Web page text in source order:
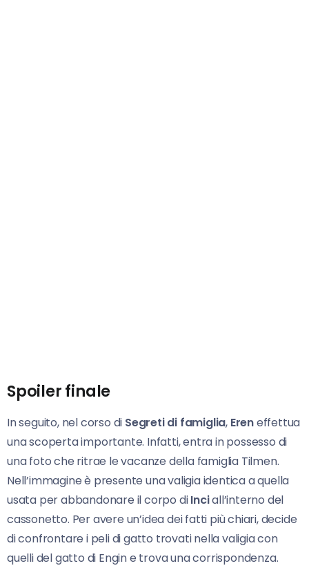
Spoiler finale
In seguito, nel corso di Segreti di famiglia, Ereneffettua
una scoperta importante. Infatti, entra in possesso di
una foto che ritrae le vacanze della famiglia Tilmen.
Nell’immagine è presente una valigia identica a quella
usata per abbandonare il corpo diInciall’interno del
cassonetto. Per avere un’idea dei fatti più chiari, decide
di confrontare i peli di gatto trovati nella valigia con
quelli del gatto di Engin e trova una corrispondenza.